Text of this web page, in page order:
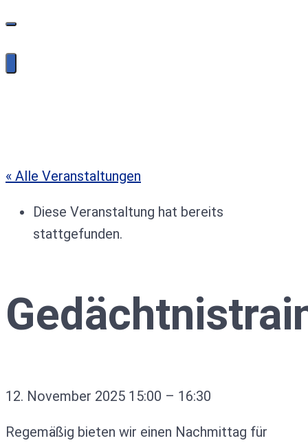
« Alle Veranstaltungen
Diese Veranstaltung hat bereits
stattgefunden.
12. November 2025 15:00 – 16:30
Regemäßig bieten wir einen Nachmittag für